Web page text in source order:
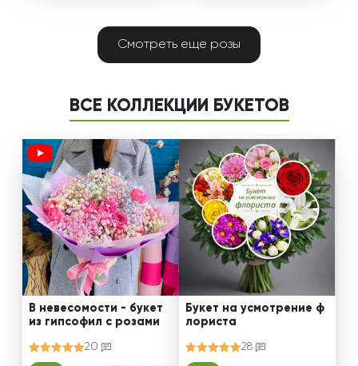
Смотреть еще розы
ВСЕ КОЛЛЕКЦИИ БУКЕТОВ
В невесомости - букет
из гипсофил с розами
20
Букет на усмотрение ф
лориста
28